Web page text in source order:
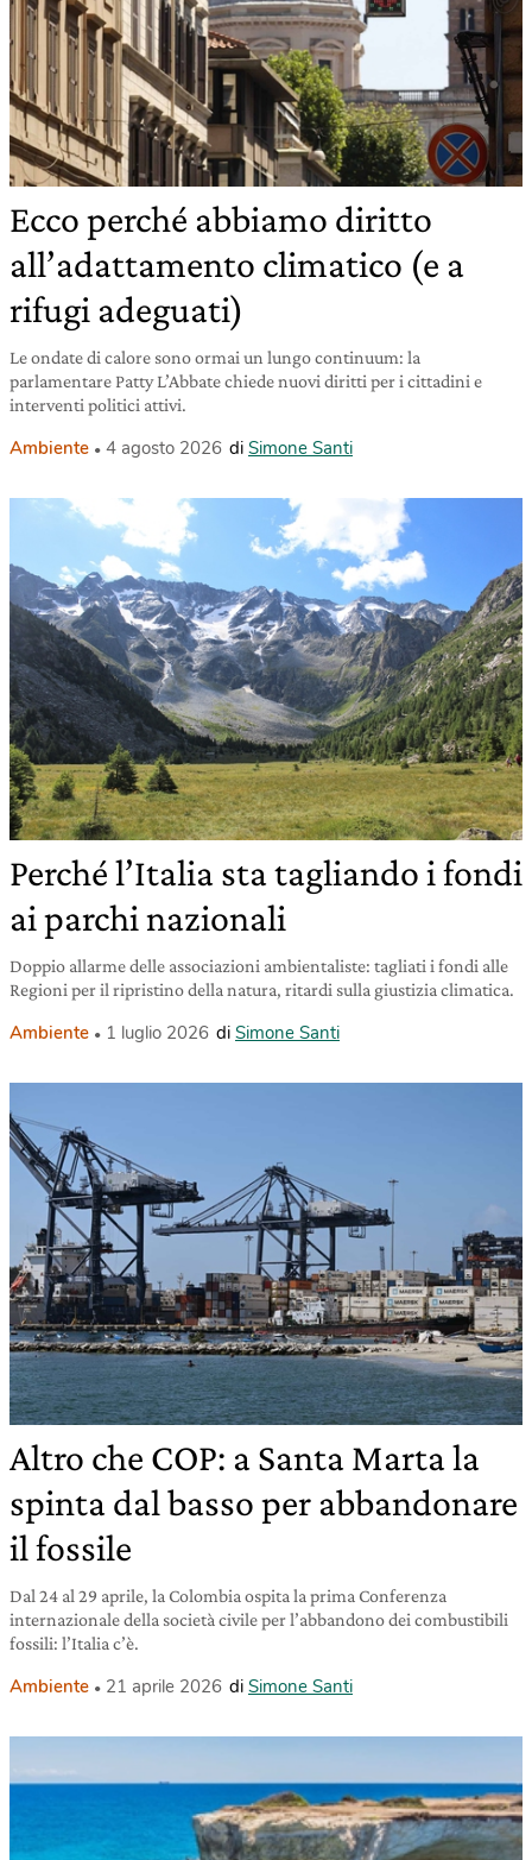
Ecco perché abbiamo diritto
all’adattamento climatico (e a
rifugi adeguati)
Le ondate di calore sono ormai un lungo continuum: la
parlamentare Patty L’Abbate chiede nuovi diritti per i cittadini e
interventi politici attivi.
Ambiente 4 agosto 2026 di Simone Santi
Perché l’Italia sta tagliando i fondi
ai parchi nazionali
Doppio allarme delle associazioni ambientaliste: tagliati i fondi alle
Regioni per il ripristino della natura, ritardi sulla giustizia climatica.
Ambiente 1 luglio 2026 di Simone Santi
Altro che COP: a Santa Marta la
spinta dal basso per abbandonare
il fossile
Dal 24 al 29 aprile, la Colombia ospita la prima Conferenza
internazionale della società civile per l’abbandono dei combustibili
fossili: l’Italia c’è.
Ambiente 21 aprile 2026 di Simone Santi